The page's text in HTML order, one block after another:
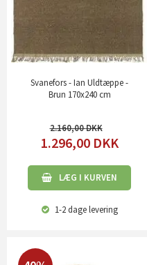
Svanefors - Ian Uldtæppe -
Brun 170x240 cm
2.160,00
1.296,00 DKK
LÆG I KURVEN
1-2 dagelevering